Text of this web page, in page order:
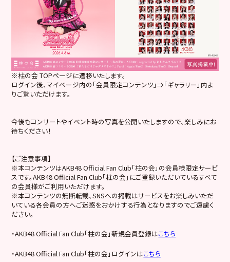
※柱の会 TOPページに遷移いたします。
ログイン後、マイページ内の「会員限定コンテンツ」⇒「ギャラリー」内よ
りご覧いただけます。
今後もコンサートやイベント時の写真を公開いたしますので、楽しみにお
待ちください！
【ご注意事項】
※本コンテンツはAKB48 Official Fan Club「柱の会」の会員様限定サービ
スです。AKB48 Official Fan Club「柱の会」にご登録いただいているすべて
の会員様がご利用いただけます。
※本コンテンツの無断転載、SNSへの掲載はサービスをお楽しみいただ
いている各会員の方へご迷惑をおかけする行為となりますのでご遠慮く
ださい。
・AKB48 Official Fan Club「柱の会」新規会員登録はこちら
・AKB48 Official Fan Club「柱の会」ログインはこちら